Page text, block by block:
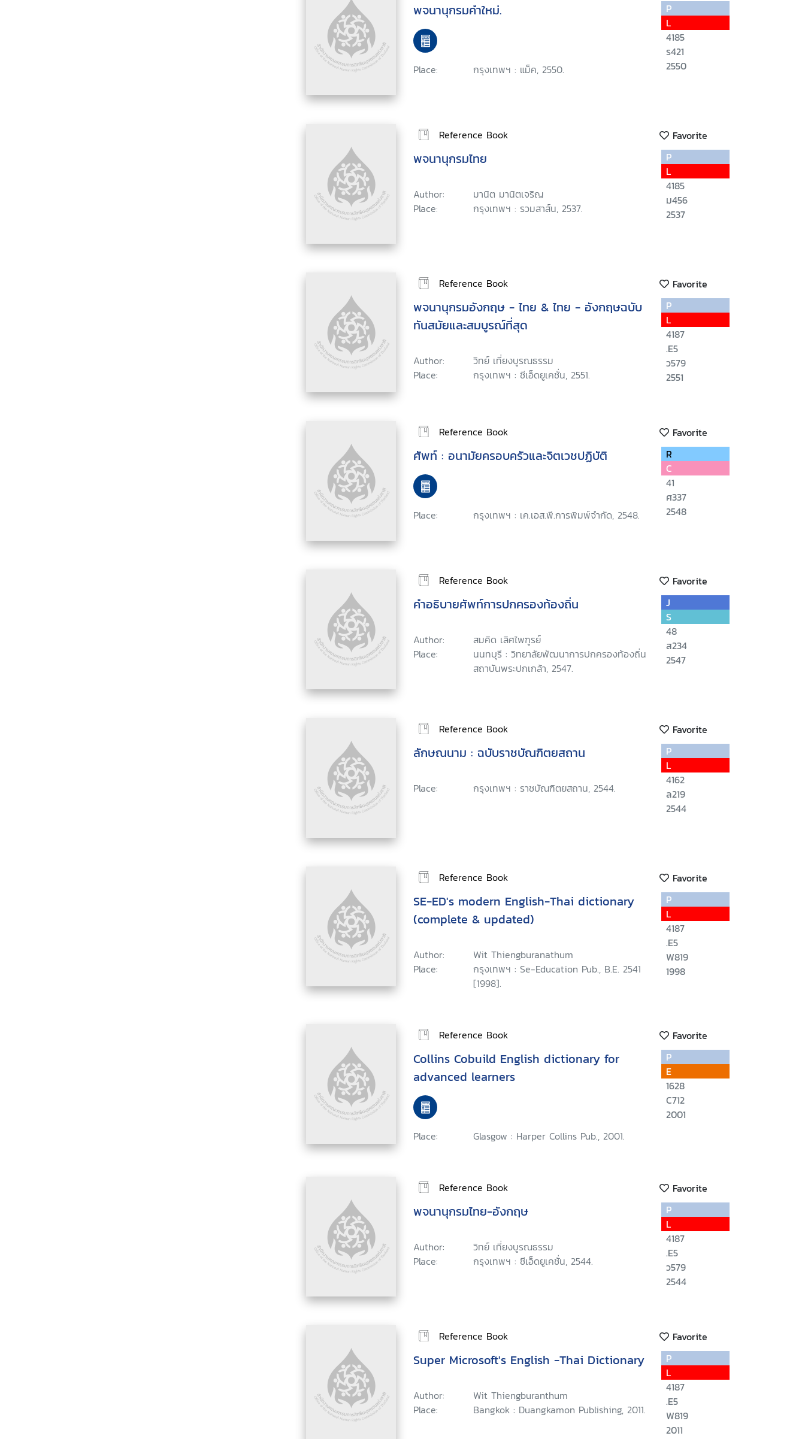
พจนานุกรมคำใหม่.
Place: กรุงเทพฯ : แม็ค, 2550.
P
L
4185
ร421
2550
Reference Book Favorite
พจนานุกรมไทย
Author:
มานิต มานิตเจริญ
Place:
กรุงเทพฯ : รวมสาส์น, 2537.
P
L
4185
ม456
2537
Reference Book Favorite
พจนานุกรมอังกฤษ - ไทย & ไทย - อังกฤษฉบับ
ทันสมัยและสมบูรณ์ที่สุด
Author:
วิทย์ เที่ยงบูรณธรรม
Place:
กรุงเทพฯ : ซีเอ็ดยูเคชั่น, 2551.
P
L
4187
.E5
ว579
2551
Reference Book Favorite
ศัพท์ : อนามัยครอบครัวและจิตเวชปฏิบัติ
Place: กรุงเทพฯ : เค.เอส.พี.การพิมพ์จำกัด, 2548.
R
C
41
ศ337
2548
Reference Book Favorite
คำอธิบายศัพท์การปกครองท้องถิ่น
Author:
สมคิด เลิศไพฑูรย์
Place:
นนทบุรี : วิทยาลัยพัฒนาการปกครองท้องถิ่น
สถาบันพระปกเกล้า, 2547.
J
S
48
ส234
2547
Reference Book Favorite
ลักษณนาม : ฉบับราชบัณฑิตยสถาน
Place: กรุงเทพฯ : ราชบัณฑิตยสถาน, 2544.
P
L
4162
ล219
2544
Reference Book Favorite
SE-ED's modern English-Thai dictionary
(complete & updated)
Author:
Wit Thiengburanathum
Place:
กรุงเทพฯ : Se-Education Pub., B.E. 2541
[1998].
P
L
4187
.E5
W819
1998
Reference Book Favorite
Collins Cobuild English dictionary for
advanced learners
Place: Glasgow : Harper Collins Pub., 2001.
P
E
1628
C712
2001
Reference Book Favorite
พจนานุกรมไทย-อังกฤษ
Author:
วิทย์ เที่ยงบูรณธรรม
Place:
กรุงเทพฯ : ซีเอ็ดยูเคชั่น, 2544.
P
L
4187
.E5
ว579
2544
Reference Book Favorite
Super Microsoft's English -Thai Dictionary
Author:
Wit Thiengburanthum
Place:
Bangkok : Duangkamon Publishing, 2011.
P
L
4187
.E5
W819
2011